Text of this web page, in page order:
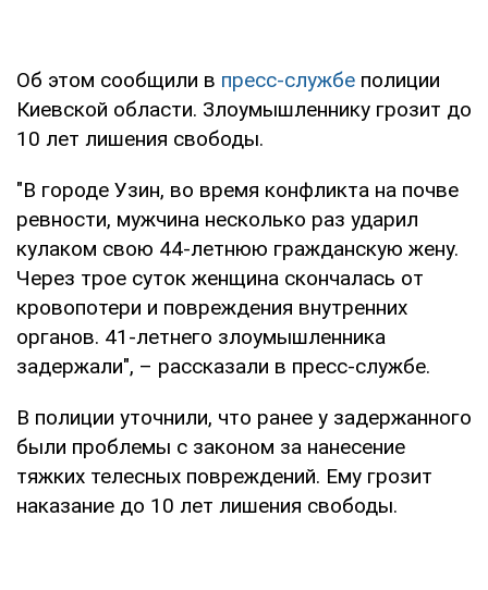
Об этом сообщили в пресс-службе полиции
Киевской области. Злоумышленнику грозит до
10 лет лишения свободы.
"В городе Узин, во время конфликта на почве
ревности, мужчина несколько раз ударил
кулаком свою 44-летнюю гражданскую жену.
Через трое суток женщина скончалась от
кровопотери и повреждения внутренних
органов. 41-летнего злоумышленника
задержали", – рассказали в пресс-службе.
В полиции уточнили, что ранее у задержанного
были проблемы с законом за нанесение
тяжких телесных повреждений. Ему грозит
наказание до 10 лет лишения свободы.